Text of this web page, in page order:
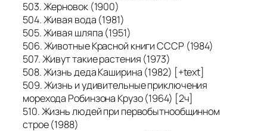
503. Жерновок (1900)
504. Живая вода (1981)
505. Живая шляпа (1951)
506. Животные Красной книги СССР (1984)
507. Живут такие растения (1973)
508. Жизнь деда Каширина (1982) [+text]
509. Жизнь и удивительные приключения
морехода Робинзона Крузо (1964) [2ч]
510. Жизнь людей при первобытнообщинном
строе (1988)